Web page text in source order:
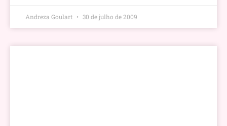
Andreza Goulart 30 de julho de 2009